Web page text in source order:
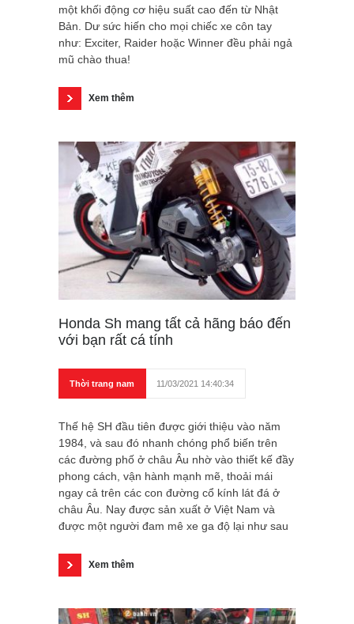
một khối động cơ hiệu suất cao đến từ Nhật
Bản. Dư sức hiến cho mọi chiếc xe côn tay
như: Exciter, Raider hoặc Winner đều phải ngả
mũ chào thua!
Xem thêm
Honda Sh mang tất cả hãng báo đến
với bạn rất cá tính
Thời trang nam 11/03/2021 14:40:34
Thế hệ SH đầu tiên được giới thiệu vào năm
1984, và sau đó nhanh chóng phổ biến trên
các đường phố ở châu Âu nhờ vào thiết kế đầy
phong cách, vận hành mạnh mẽ, thoải mái
ngay cả trên các con đường cổ kính lát đá ở
châu Âu. Nay được sản xuất ở Việt Nam và
được một người đam mê xe ga độ lại như sau
Xem thêm